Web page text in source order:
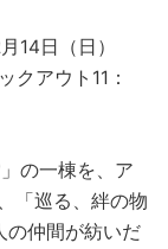
14日（日）
クアウト11：
の一棟を、ア
「巡る、絆の物
の仲間が紡いだ